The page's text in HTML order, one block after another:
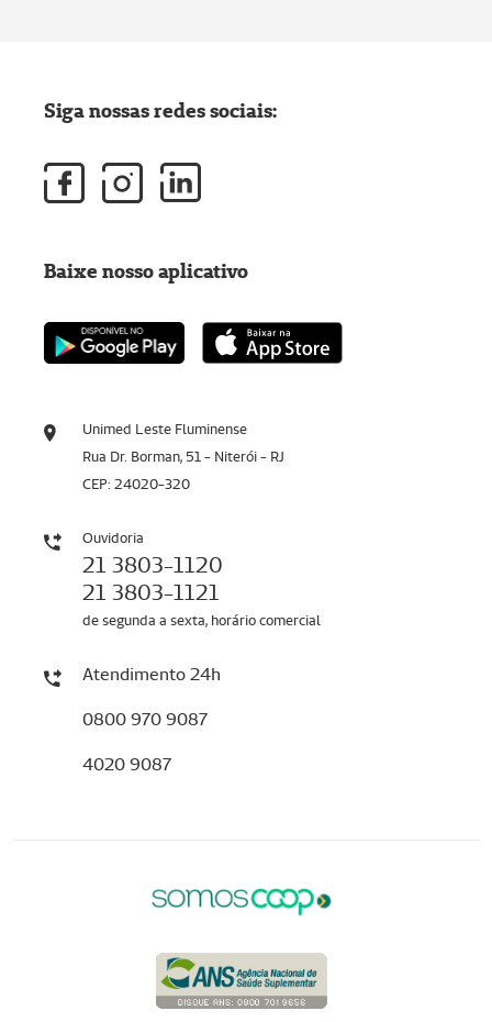
Unimed Leste Fluminense
Rua Dr. Borman, 51 - Niterói - RJ
CEP: 24020-320
Ouvidoria
21 3803-1120
21 3803-1121
de segunda a sexta, horário comercial
Atendimento 24h
0800 970 9087
4020 9087
Siga nossas redes sociais:
Baixe nosso aplicativo